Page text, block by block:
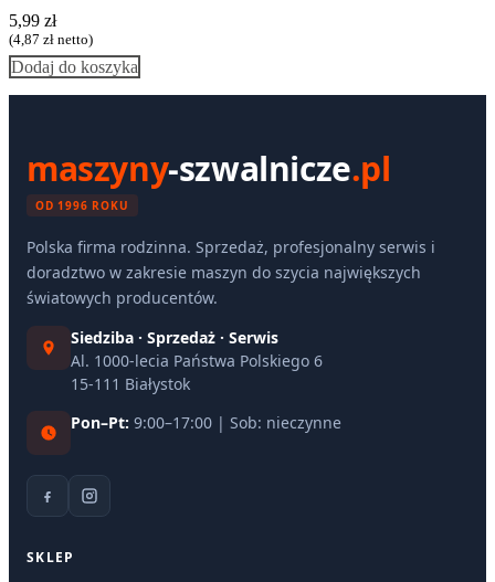
5,99 zł
(4,87 zł netto)
Dodaj do koszyka
maszyny-szwalnicze.pl
OD 1996 ROKU
Polska firma rodzinna. Sprzedaż, profesjonalny serwis i
doradztwo w zakresie maszyn do szycia największych
światowych producentów.
Siedziba · Sprzedaż · Serwis
Al. 1000-lecia Państwa Polskiego 6
15-111 Białystok
Pon–Pt: 9:00–17:00 | Sob: nieczynne
SKLEP